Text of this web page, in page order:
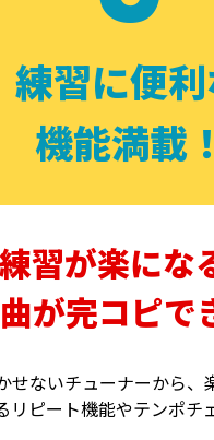
DELAY
練習に便
機能満載！
練習が楽にな
が完コピで
せないチューナーから、
リピート機能やテンポチ